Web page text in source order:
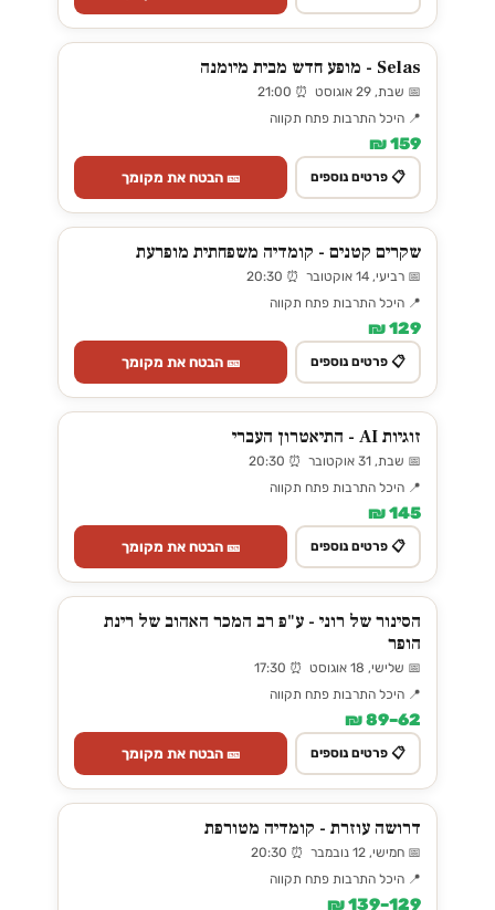
Selas - מופע חדש מבית מיומנה
📅 שבת, 29 אוגוסט ⏰ 21:00
📍 היכל התרבות פתח תקווה
159 ₪
📋 פרטים נוספים 🎫 הבטח את מקומך
שקרים קטנים - קומדיה משפחתית מופרעת
📅 רביעי, 14 אוקטובר ⏰ 20:30
📍 היכל התרבות פתח תקווה
129 ₪
📋 פרטים נוספים 🎫 הבטח את מקומך
זוגיות AI - התיאטרון העברי
📅 שבת, 31 אוקטובר ⏰ 20:30
📍 היכל התרבות פתח תקווה
145 ₪
📋 פרטים נוספים 🎫 הבטח את מקומך
הסינור של רוני - ע"פ רב המכר האהוב של רינת
הופר
📅 שלישי, 18 אוגוסט ⏰ 17:30
📍 היכל התרבות פתח תקווה
62–89 ₪
📋 פרטים נוספים 🎫 הבטח את מקומך
דרושה עוזרת - קומדיה מטורפת
📅 חמישי, 12 נובמבר ⏰ 20:30
📍 היכל התרבות פתח תקווה
129–139 ₪